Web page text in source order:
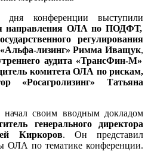
дня конференции выступили
направления ОЛА по ПОДФТ,
регулирования
«Альфа-лизинг» Римма Иващук,
аудита «ТрансФин-М»
комитета ОЛА по рискам,
«Росагролизинг» Татьяна
своим вводным докладом
генерального директора
Киркоров. Он представил
ОЛА по тематике конференции.